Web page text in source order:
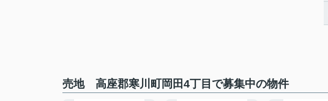
売地 高座郡寒川町岡田4丁目で募集中の物件